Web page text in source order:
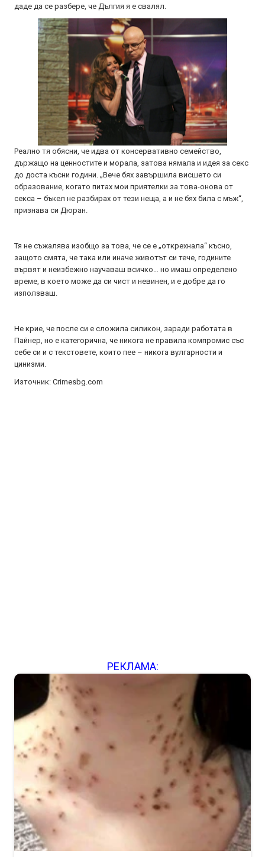
даде да се разбере, че Дългия я е свалял.
Реално тя обясни, че идва от консервативно семейство,
държащо на ценностите и морала, затова нямала и идея за секс
до доста късни години. „Вече бях завършила висшето си
образование, когато питах мои приятелки за това-онова от
секса – бъкел не разбирах от тези неща, а и не бях била с мъж“,
признава си Дюран.
Тя не съжалява изобщо за това, че се е „открехнала“ късно,
защото смята, че така или иначе животът си тече, годините
вървят и неизбежно научаваш всичко… но имаш определено
време, в което може да си чист и невинен, и е добре да го
използваш.
Не крие, че после си е сложила силикон, заради работата в
Пайнер, но е категорична, че никога не правила компромис със
себе си и с текстовете, които пее – никога вулгарности и
цинизми.
Източник: Crimesbg.com
РЕКЛАМА: